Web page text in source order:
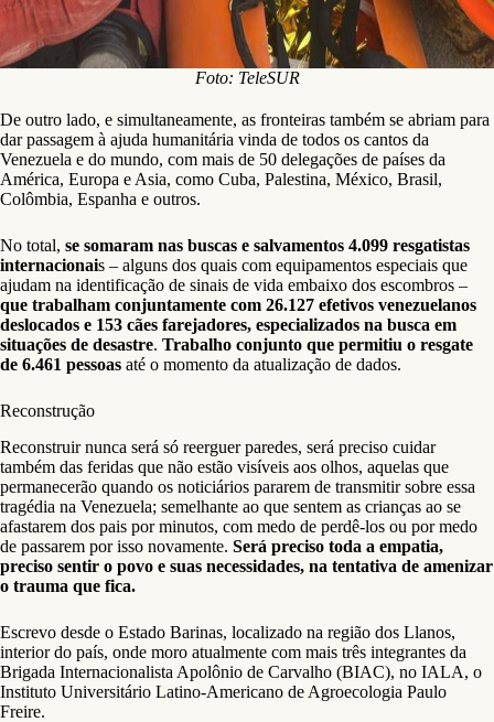
Foto: TeleSUR
De outro lado, e simultaneamente, as fronteiras também se abriam para
dar passagem à ajuda humanitária vinda de todos os cantos da
Venezuela e do mundo, com mais de 50 delegações de países da
América, Europa e Asia, como Cuba, Palestina, México, Brasil,
Colômbia, Espanha e outros.
No total, se somaram nas buscas e salvamentos 4.099 resgatistas
internacionais – alguns dos quais com equipamentos especiais que
ajudam na identificação de sinais de vida embaixo dos escombros –
que trabalham conjuntamente com 26.127 efetivos venezuelanos
deslocados e 153 cães farejadores, especializados na busca em
situações de desastre. Trabalho conjunto que permitiu o resgate
de 6.461 pessoas até o momento da atualização de dados.
Reconstrução
Reconstruir nunca será só reerguer paredes, será preciso cuidar
também das feridas que não estão visíveis aos olhos, aquelas que
permanecerão quando os noticiários pararem de transmitir sobre essa
tragédia na Venezuela; semelhante ao que sentem as crianças ao se
afastarem dos pais por minutos, com medo de perdê-los ou por medo
de passarem por isso novamente. Será preciso toda a empatia,
preciso sentir o povo e suas necessidades, na tentativa de amenizar
o trauma que fica.
Escrevo desde o Estado Barinas, localizado na região dos Llanos,
interior do país, onde moro atualmente com mais três integrantes da
Brigada Internacionalista Apolônio de Carvalho (BIAC), no IALA, o
Instituto Universitário Latino-Americano de Agroecologia Paulo
Freire.